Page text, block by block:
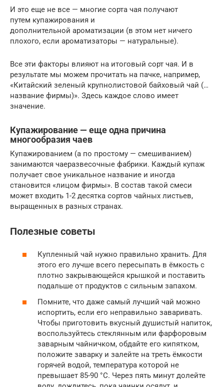
И это еще не все — многие сорта чая получают
путем купажирования и
дополнительной ароматизации (в этом нет ничего
плохого, если ароматизаторы — натуральные).
Все эти факторы влияют на итоговый сорт чая. И в
результате мы можем прочитать на пачке, например,
«Китайский зеленый крупнолистовой байховый чай (…
название фирмы)». Здесь каждое слово имеет
значение.
Купажирование — еще одна причина
многообразия чаев
Купажированием (а по простому — смешиванием)
занимаются чаеразвесочные фабрики. Каждый купаж
получает свое уникальное название и иногда
становится «лицом фирмы». В состав такой смеси
может входить 1-2 десятка сортов чайных листьев,
выращенных в разных странах.
Полезные советы
Купленный чай нужно правильно хранить. Для
этого его лучше всего пересыпать в ёмкость с
плотно закрывающейся крышкой и поставить
подальше от продуктов с сильным запахом.
Помните, что даже самый лучший чай можно
испортить, если его неправильно заваривать.
Чтобы приготовить вкусный душистый напиток,
воспользуйтесь стеклянным или фарфоровым
заварным чайничком, обдайте его кипятком,
положите заварку и залейте на треть ёмкости
горячей водой, температура которой не
превышает 85-90 °С. Через пять минут долейте